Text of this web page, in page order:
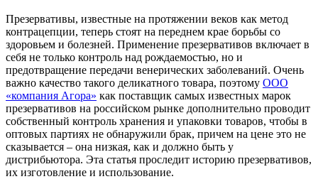
Презервативы, известные на протяжении веков как метод
контрацепции, теперь стоят на переднем крае борьбы со
здоровьем и болезней. Применение презервативов включает в
себя не только контроль над рождаемостью, но и
предотвращение передачи венерических заболеваний. Очень
важно качество такого деликатного товара, поэтому ООО
«компания Агора» как поставщик самых известных марок
презервативов на российском рынке дополнительно проводит
собственный контроль хранения и упаковки товаров, чтобы в
оптовых партиях не обнаружили брак, причем на цене это не
сказывается – она низкая, как и должно быть у
дистрибьютора. Эта статья проследит историю презервативов,
их изготовление и использование.